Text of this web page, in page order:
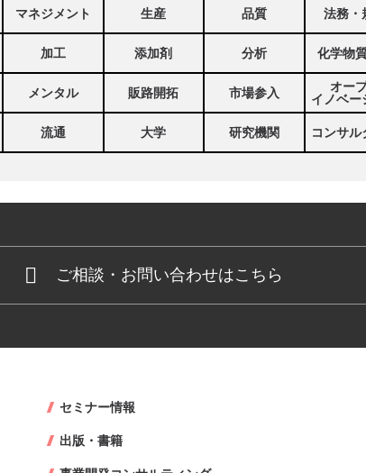
マネジメント 生産 品質 法務・
加工 添加剤 分析 化学物
メンタル 販路開拓 市場参入
オー
イノベー
流通 大学 研究機関 コンサル
ご相談・お問い合わせはこちら
セミナー情報
出版・書籍